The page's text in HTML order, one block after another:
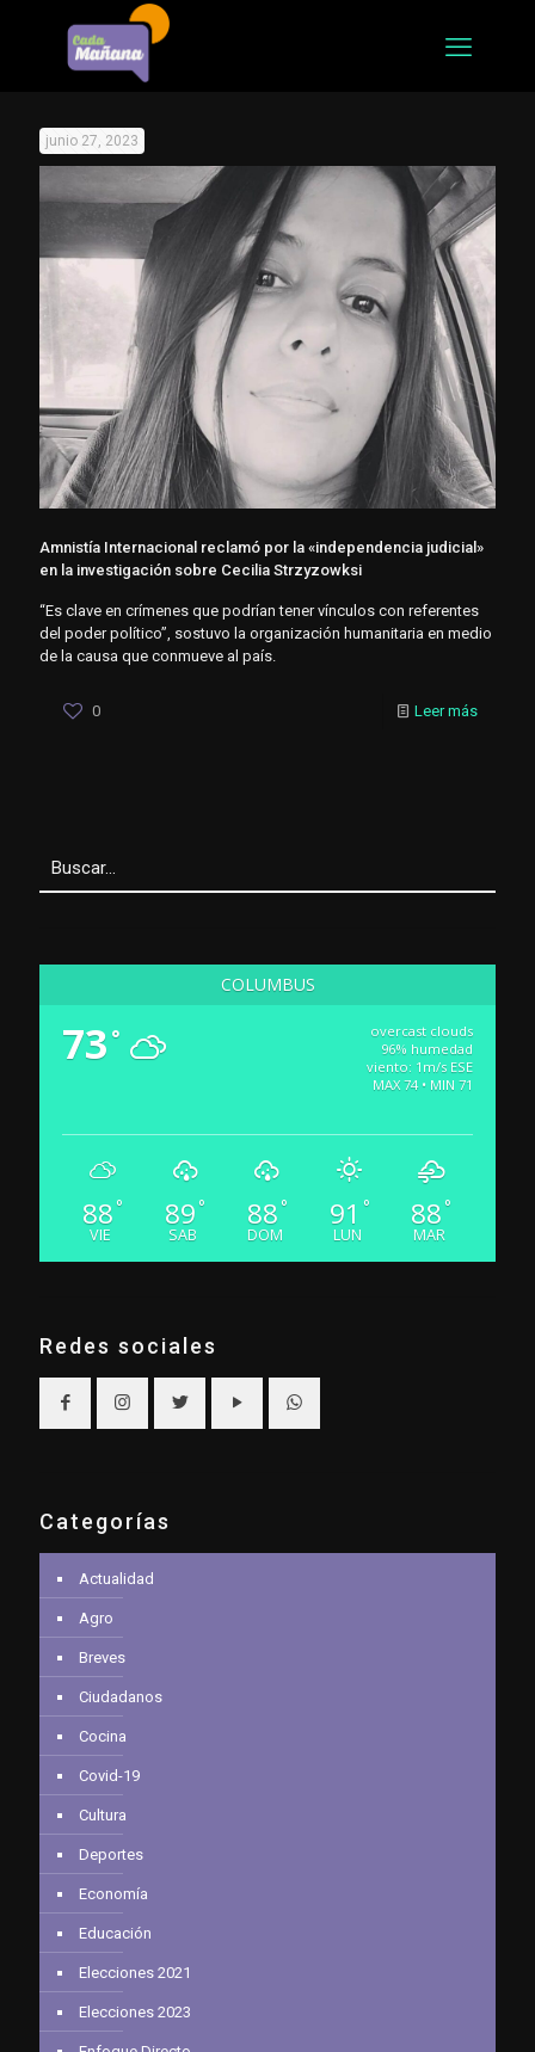
junio 27, 2023
Amnistía Internacional reclamó por la «independencia judicial»
en la investigación sobre Cecilia Strzyzowksi
“Es clave en crímenes que podrían tener vínculos con referentes
del poder político”, sostuvo la organización humanitaria en medio
de la causa que conmueve al país.
0 Leer más
COLUMBUS
73 °
overcast clouds
96% humedad
viento: 1m/s ESE
MAX 74 • MIN 71
88 °
VIE
89 °
SAB
88 °
DOM
91 °
LUN
88 °
MAR
Redes sociales
Categorías
Actualidad
Agro
Breves
Ciudadanos
Cocina
Covid-19
Cultura
Deportes
Economía
Educación
Elecciones 2021
Elecciones 2023